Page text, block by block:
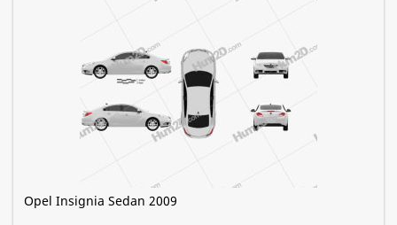
Opel Insignia Sedan 2009